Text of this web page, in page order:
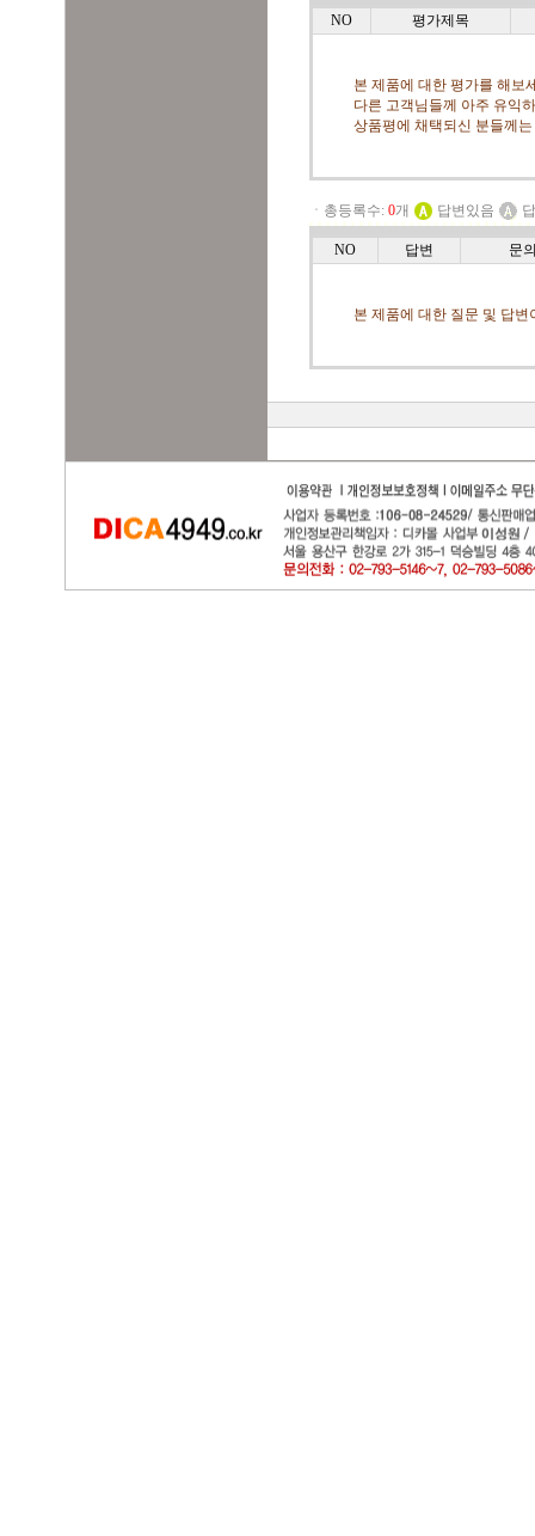
NO
평가제목
본 제품에 대한 평가를 해보
다른 고객님들께 아주 유익
상품평에 채택되신 분들께
ㆍ총등록수: 0개 답변있음
NO 답변 문
본 제품에 대한 질문 및 답